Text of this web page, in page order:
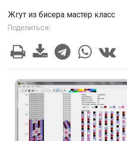
Жгут из бисера мастер класс
Поделиться: